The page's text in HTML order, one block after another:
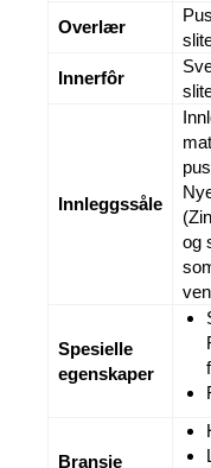
Overlær
Innerfôr
Innleggssåle
og
Spesielle
egenskaper
Bransje